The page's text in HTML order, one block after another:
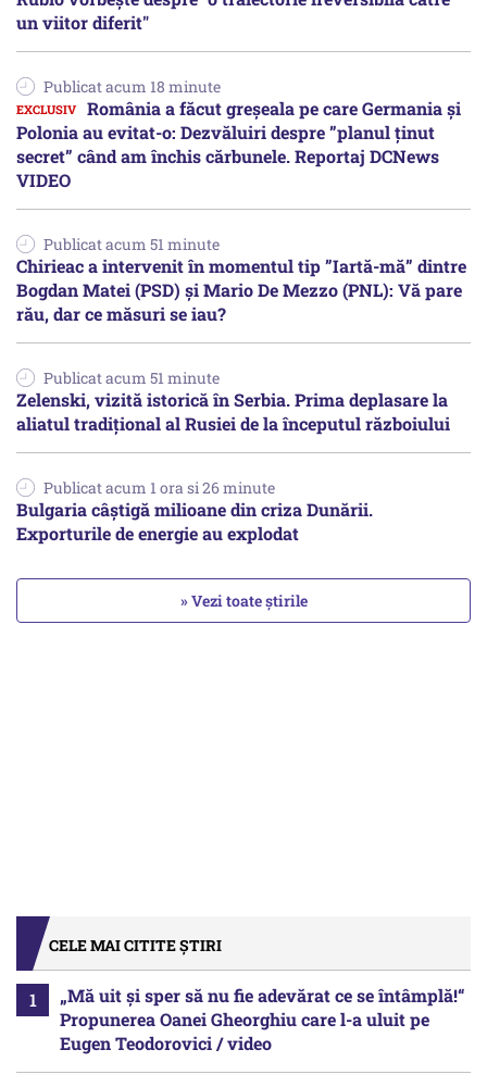
un viitor diferit"
Publicat acum 18 minute
România a făcut greșeala pe care Germania și
Polonia au evitat-o: Dezvăluiri despre ”planul ținut
secret” când am închis cărbunele. Reportaj DCNews
VIDEO
Publicat acum 51 minute
Chirieac a intervenit în momentul tip ”Iartă-mă” dintre
Bogdan Matei (PSD) și Mario De Mezzo (PNL): Vă pare
rău, dar ce măsuri se iau?
Publicat acum 51 minute
Zelenski, vizită istorică în Serbia. Prima deplasare la
aliatul tradițional al Rusiei de la începutul războiului
Publicat acum 1 ora si 26 minute
Bulgaria câștigă milioane din criza Dunării.
Exporturile de energie au explodat
» Vezi toate știrile
CELE MAI CITITE ȘTIRI
„Mă uit și sper să nu fie adevărat ce se întâmplă!“
Propunerea Oanei Gheorghiu care l-a uluit pe
Eugen Teodorovici / video